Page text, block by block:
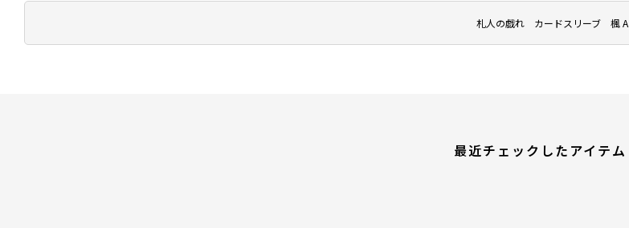
札人の戯れ カードスリーブ 楓 A
最近チェックしたアイテム